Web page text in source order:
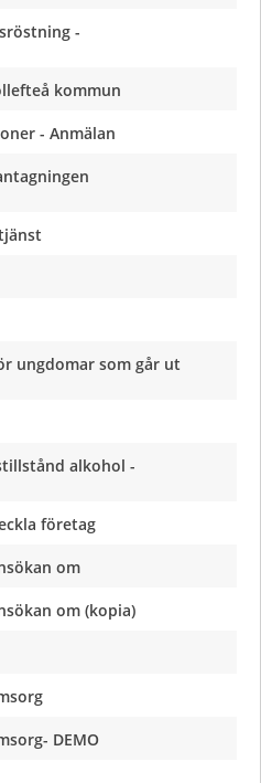
-
kommun
- Anmälan
ungdomar som går ut
alkohol -
företag
om
om (kopia)
DEMO